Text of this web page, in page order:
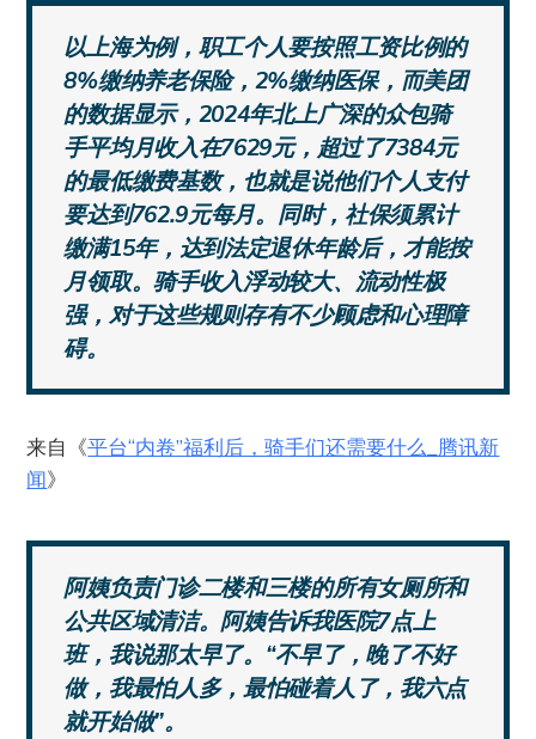
以上海为例，职工个人要按照工资比例的
8%缴纳养老保险，2%缴纳医保，而美团
的数据显示，2024年北上广深的众包骑
手平均月收入在7629元，超过了7384元
的最低缴费基数，也就是说他们个人支付
要达到762.9元每月。同时，社保须累计
缴满15年，达到法定退休年龄后，才能按
月领取。骑手收入浮动较大、流动性极
强，对于这些规则存有不少顾虑和心理障
碍。
来自《平台“内卷”福利后，骑手们还需要什么_腾讯新
闻》
阿姨负责门诊二楼和三楼的所有女厕所和
公共区域清洁。阿姨告诉我医院7点上
班，我说那太早了。“不早了，晚了不好
做，我最怕人多，最怕碰着人了，我六点
就开始做”。